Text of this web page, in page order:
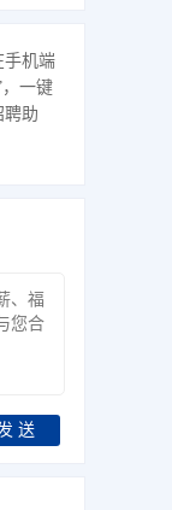
手机端
一键
聘助
送